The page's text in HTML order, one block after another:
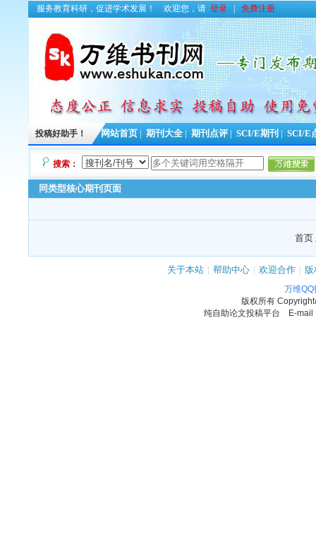
服务教育科研，促进学术发展！ 欢迎您，请 登录 免费注册
投稿好助手！ 网站首页 期刊大全 期刊点评 SCI/E期刊 SCI/E
搜索：
同类型核心期刊页面
首页
关于本站 | 帮助中心 | 欢迎合作 |
万维
版权所有
纯自助论文投稿平台 E-mail